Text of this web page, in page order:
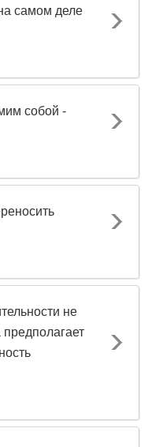
самом деле
собой -
не